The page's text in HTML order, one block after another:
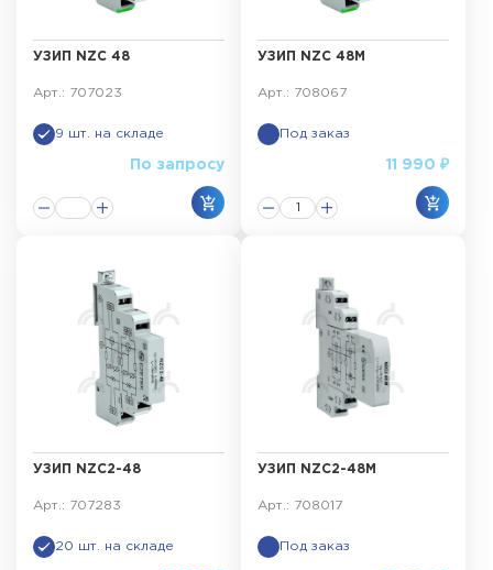
УЗИП NZC 48
Арт.: 707023
9 шт. на складе
По запросу
УЗИП NZC 48M
Арт.: 708067
Под заказ
11 990 ₽
УЗИП NZC2-48
Арт.: 707283
20 шт. на складе
УЗИП NZC2-48M
Арт.: 708017
Под заказ